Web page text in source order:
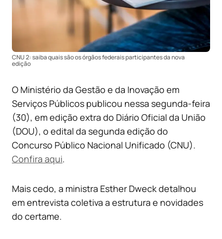
CNU 2: saiba quais são os órgãos federais participantes da nova
edição
O Ministério da Gestão e da Inovação em
Serviços Públicos publicou nessa segunda-feira
(30), em edição extra do Diário Oficial da União
(DOU), o edital da segunda edição do
Concurso Público Nacional Unificado (CNU).
Confira aqui.
Mais cedo, a ministra Esther Dweck detalhou
em entrevista coletiva a estrutura e novidades
do certame.